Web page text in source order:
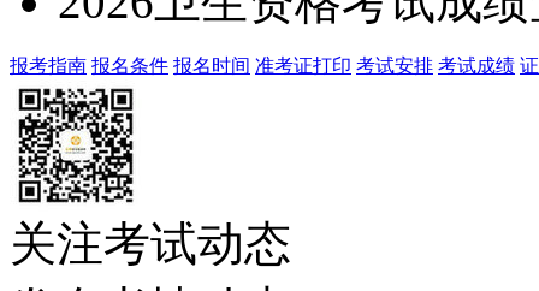
报考指南 报名条件 报名时间 准考证打印 考试安排 考试成绩
关注考试动态